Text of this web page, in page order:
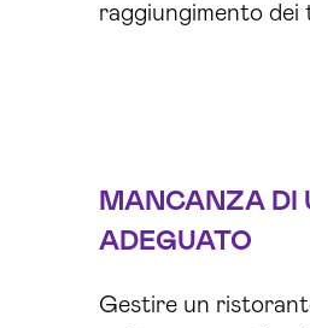
raggiungimento dei
MANCANZA DI
ADEGUATO
Gestire un